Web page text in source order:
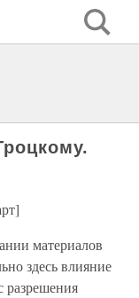
материалов
здесь влияние
разрешения